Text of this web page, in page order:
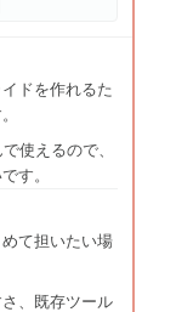
ドを作れるた
使えるので、
す。
て担いたい場
、既存ツール